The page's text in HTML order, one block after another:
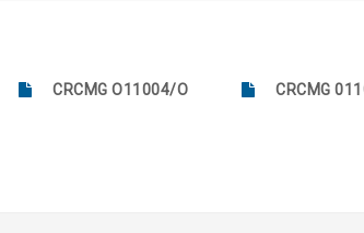
CRCMG O11004/O CRCMG